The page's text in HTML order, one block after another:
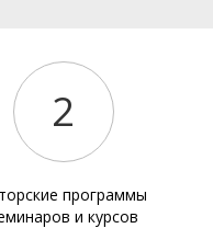
2
программы
и курсов